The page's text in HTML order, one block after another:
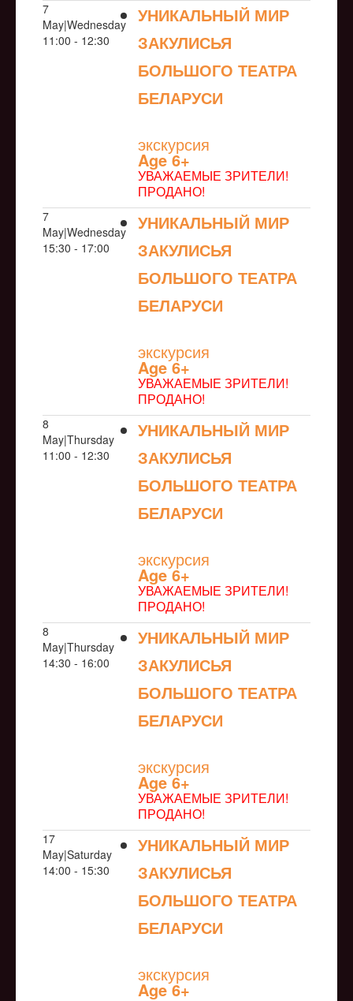
7
May|Wednesday
11:00 - 12:30
УНИКАЛЬНЫЙ МИР
ЗАКУЛИСЬЯ
БОЛЬШОГО ТЕАТРА
БЕЛАРУСИ
экскурсия
Age 6+
УВАЖАЕМЫЕ ЗРИТЕЛИ!
ПРОДАНО!
7
May|Wednesday
15:30 - 17:00
УНИКАЛЬНЫЙ МИР
ЗАКУЛИСЬЯ
БОЛЬШОГО ТЕАТРА
БЕЛАРУСИ
экскурсия
Age 6+
УВАЖАЕМЫЕ ЗРИТЕЛИ!
ПРОДАНО!
8
May|Thursday
11:00 - 12:30
УНИКАЛЬНЫЙ МИР
ЗАКУЛИСЬЯ
БОЛЬШОГО ТЕАТРА
БЕЛАРУСИ
экскурсия
Age 6+
УВАЖАЕМЫЕ ЗРИТЕЛИ!
ПРОДАНО!
8
May|Thursday
14:30 - 16:00
УНИКАЛЬНЫЙ МИР
ЗАКУЛИСЬЯ
БОЛЬШОГО ТЕАТРА
БЕЛАРУСИ
экскурсия
Age 6+
УВАЖАЕМЫЕ ЗРИТЕЛИ!
ПРОДАНО!
17
May|Saturday
14:00 - 15:30
УНИКАЛЬНЫЙ МИР
ЗАКУЛИСЬЯ
БОЛЬШОГО ТЕАТРА
БЕЛАРУСИ
экскурсия
Age 6+